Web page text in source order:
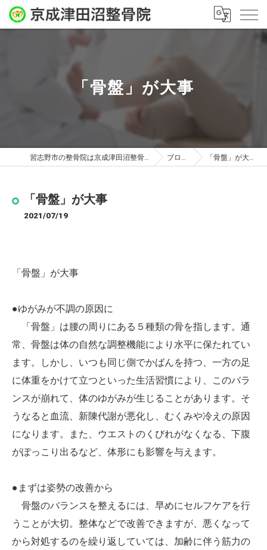
「骨盤」が大事
習志野市の整骨院は京成津田沼整骨院 ブログ 「骨盤」が大事
「骨盤」が大事
2021/07/19
「骨盤」が大事
●ゆがみが不調の原因に
「骨盤」は腰の周りにある５種類の骨を指します。通
常、骨盤は体の自然な調整機能により水平に保たれてい
ます。しかし、いつも同じ側でかばんを持つ、一方の足
に体重をかけて立つといった生活習慣により、このバラ
ンスが崩れて、体のゆがみが生じることがあります。そ
うなると血流、新陳代謝が悪化し、むくみや冷えの原因
になります。また、ウエストのくびれがなくなる、下腹
がぽっこり出るなど、体形にも影響を与えます。
●まずは姿勢の改善から
骨盤のバランスを整えるには、早めにセルフケアを行
うことが大切。整体などで改善できますが、悪くなって
から対処するのを繰り返していては、加齢に伴う筋力の